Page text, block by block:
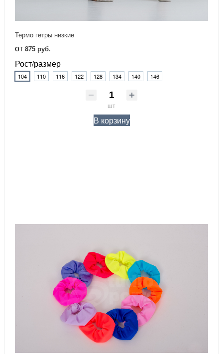
Термо гетры низкие
от 875 руб.
Рост/размер
104 110 116 122 128 134 140 146
шт
В корзину